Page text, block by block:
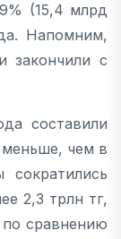
(15,4 млрд
Напомним,
закончили с
составили
меньше, чем в
2,3 трлн тг,
по сравнению